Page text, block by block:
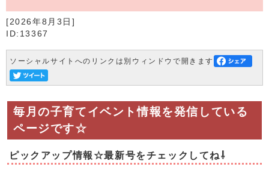
[2026年8月3日]
ID:13367
ソーシャルサイトへのリンクは別ウィンドウで開きます
毎月の子育てイベント情報を発信している
ページです☆
ピックアップ情報☆最新号をチェックしてね⇩